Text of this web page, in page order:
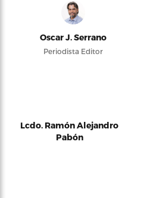
Oscar J. Serrano
Periodista Editor
Lcdo. Ramón Alejandro
Pabón